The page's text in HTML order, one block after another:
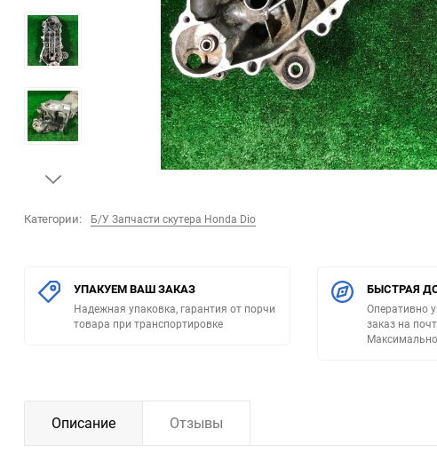
Категории: Б/У Запчасти скутера Honda Dio
УПАКУЕМ ВАШ ЗАКАЗ
Надежная упаковка, гарантия от порчи
товара при транспортировке
БЫСТРАЯ
Оперативно
заказ на
Описание Отзывы